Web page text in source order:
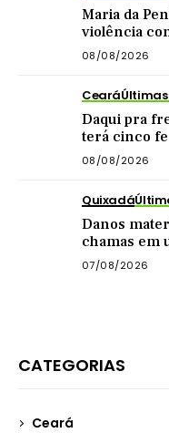
Maria da
violência
no Sertão
08/08/2026
Ceará
Daqui pra
terá cinco
08/08/2026
Quixadá
Danos
chamas em
Quixadá
07/08/2026
CATEGORIAS
Ceará